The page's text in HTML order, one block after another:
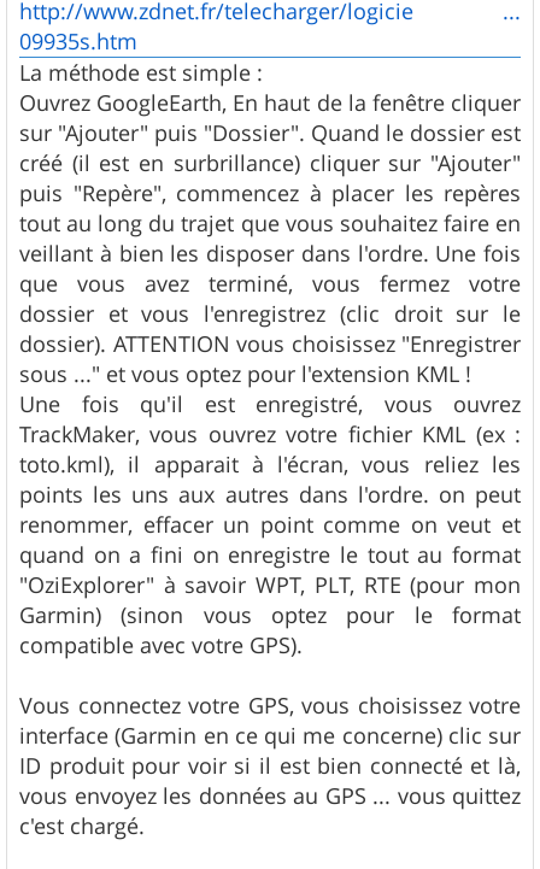
http://www.zdnet.fr/telecharger/logicie ...
09935s.htm
La méthode est simple :
Ouvrez GoogleEarth, En haut de la fenêtre cliquer
sur "Ajouter" puis "Dossier". Quand le dossier est
créé (il est en surbrillance) cliquer sur "Ajouter"
puis "Repère", commencez à placer les repères
tout au long du trajet que vous souhaitez faire en
veillant à bien les disposer dans l'ordre. Une fois
que vous avez terminé, vous fermez votre
dossier et vous l'enregistrez (clic droit sur le
dossier). ATTENTION vous choisissez "Enregistrer
sous ..." et vous optez pour l'extension KML !
Une fois qu'il est enregistré, vous ouvrez
TrackMaker, vous ouvrez votre fichier KML (ex :
toto.kml), il apparait à l'écran, vous reliez les
points les uns aux autres dans l'ordre. on peut
renommer, effacer un point comme on veut et
quand on a fini on enregistre le tout au format
"OziExplorer" à savoir WPT, PLT, RTE (pour mon
Garmin) (sinon vous optez pour le format
compatible avec votre GPS).
Vous connectez votre GPS, vous choisissez votre
interface (Garmin en ce qui me concerne) clic sur
ID produit pour voir si il est bien connecté et là,
vous envoyez les données au GPS ... vous quittez
c'est chargé.